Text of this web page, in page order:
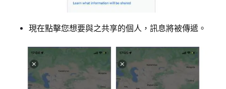
現在點擊您想要與之共享的個人，訊息將被傳遞。